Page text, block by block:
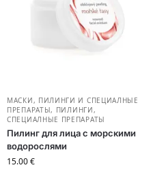
МАСКИ, ПИЛИНГИ И СПЕЦИАЛНЫЕ
ПРЕПАРАТЫ, ПИЛИНГИ,
СПЕЦИАЛНЫЕ ПРЕПАРАТЫ
Пилинг для лица с морскими
водорослями
15.00€